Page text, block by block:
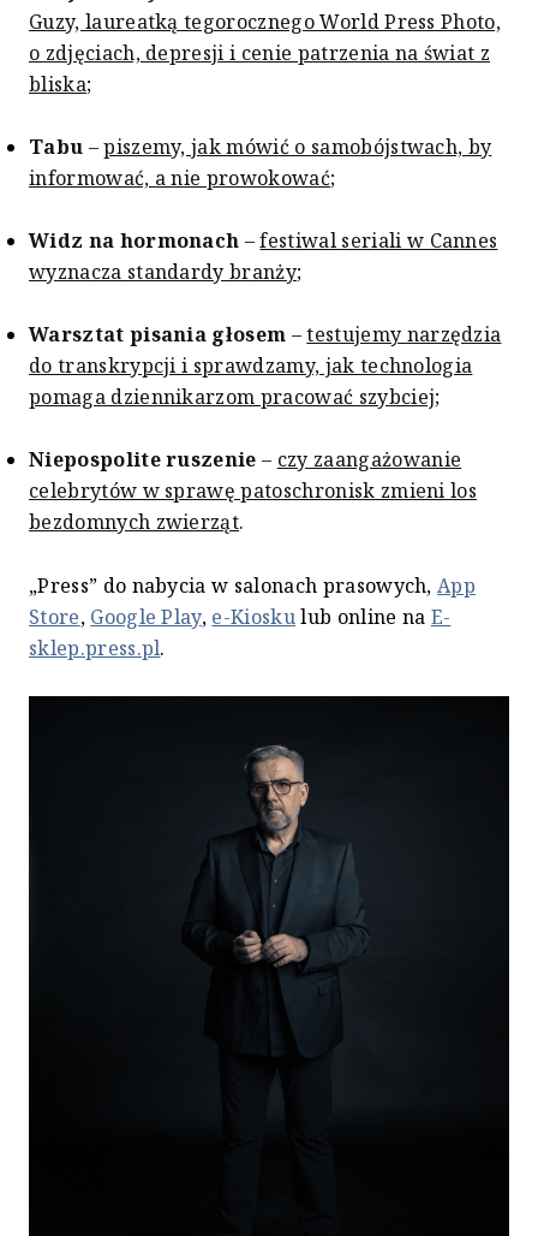
Guzy, laureatką tegorocznego World Press Photo,
o zdjęciach, depresji i cenie patrzenia na świat z
bliska;
Tabu –piszemy, jak mówić o samobójstwach, by
informować, a nie prowokować;
Widz na hormonach –festiwal seriali w Cannes
wyznacza standardy branży;
Warsztat pisania głosem –testujemy narzędzia
do transkrypcji i sprawdzamy, jak technologia
pomaga dziennikarzom pracować szybciej;
Niepospolite ruszenie – czy zaangażowanie
celebrytów w sprawę patoschronisk zmieni los
bezdomnych zwierząt.
„Press” do nabycia w salonach prasowych,App
Store, Google Play, e-Kioskulub online na E-
sklep.press.pl.